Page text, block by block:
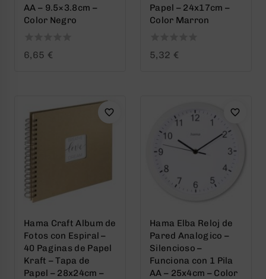
AA – 9.5×3.8cm –
Color Negro
0
6,65 €
Papel – 24x17cm –
Color Marron
0
5,32 €
Hama Craft Album de
Fotos con Espiral –
40 Paginas de Papel
Kraft – Tapa de
Papel – 28x24cm –
Hama Elba Reloj de
Pared Analogico –
Silencioso –
Funciona con 1 Pila
AA – 25x4cm – Color